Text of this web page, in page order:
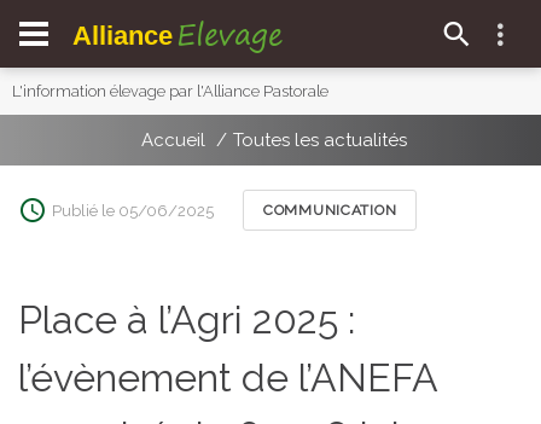
Alliance Elevage
L'information élevage par l'Alliance Pastorale
Accueil Toutes les actualités
Publié le 05/06/2025 COMMUNICATION
Place à l’Agri 2025 :
l’évènement de l’ANEFA